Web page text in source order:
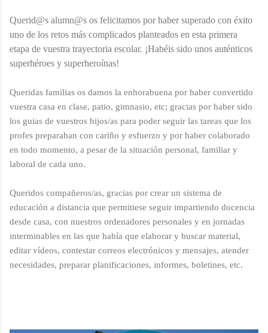
Querid@s alumn@s os felicitamos por haber superado con éxito
uno de los retos más complicados planteados en esta primera
etapa de vuestra trayectoria escolar. ¡Habéis sido unos auténticos
superhéroes y superheroínas!
Queridas familias os damos la enhorabuena por haber convertido
vuestra casa en clase, patio, gimnasio, etc; gracias por haber sido
los guias de vuestros hijos/as para poder seguir las tareas que los
profes preparaban con cariño y esfuerzo y por haber colaborado
en todo momento, a pesar de la situación personal, familiar y
laboral de cada uno.
Queridos compañeros/as, gracias por crear un sistema de
educación a distancia que permitiese seguir impartiendo docencia
desde casa, con nuestros ordenadores personales y en jornadas
interminables en las que había que elaborar y buscar material,
editar vídeos, contestar correos electrónicos y mensajes, atender
necesidades, preparar planificaciones, informes, boletines, etc.